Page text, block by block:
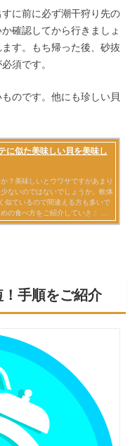
に前に必ず潮干狩り先の
確認してから行きましょ
す。もち帰った後、砂抜
須です。
のです。他にも珍しい貝
手順をご紹介